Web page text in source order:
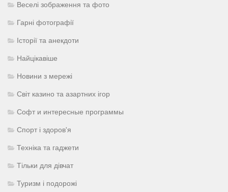
Веселі зображення та фото
Гарні фотографії
Історії та анекдоти
Найцікавіше
Новини з мережі
Світ казино та азартних ігор
Софт и интересные программы
Спорт і здоров'я
Техніка та гаджети
Тільки для дівчат
Туризм і подорожі